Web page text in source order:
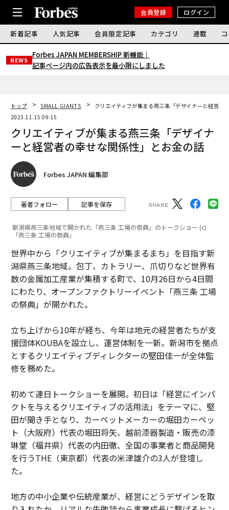
会員登録 ログイン
新着記事 人気記事 会員限定記事 カテゴリ 連載
NEWS
Forbes JAPAN MEMBERSHIP 新機能｜
記事ページ内の広告表示を最小限にしました
トップ SMALL GIANTS
クリエイティブが集まる燕三条「デザイナーと経営者
2023.11.15 09:15
クリエイティブが集まる燕三条「デザイナ
ーと経営者の幸せな関係性」とお金の話
Forbes JAPAN 編集部
著者フォロー 記事を保存
新潟県燕三条地域で開かれた「燕三条 工場の祭典」のトークショー (c)
「燕三条 工場の祭典」
世界中から「クリエイティブが集まるまち」を目指す新
潟県燕三条地域。包丁、カトラリー、爪切りなど世界有
数の金属加工産業が集積する町で、10月26日から4日間
にわたり、オープンファクトリーイベント「燕三条 工場
の祭典」が開かれた。
立ち上げから10年が経ち、今年は地元の経営者たちが支
援団体KOUBAを設立し、運営体制を一新。新潟市を拠点
とするクリエイティブディレクターの堅田佳一が全体監
修を務めた。
初めて連日トークショーを展開。初日は「経営にインパ
クトを与えるクリエイティブの活用法」をテーマに、堅
田が聞き手となり、カーペットメーカーの堀田カーペッ
ト（大阪府）代表の堀田将矢、越前漆器製造・販売の漆
琳堂（福井県）代表の内田徹、全国の事業者と商品開発
を行うTHE（東京都）代表の米津雄介の3人が登壇し
た。
地方の中小企業や伝統産業が、経営にどうデザインを取